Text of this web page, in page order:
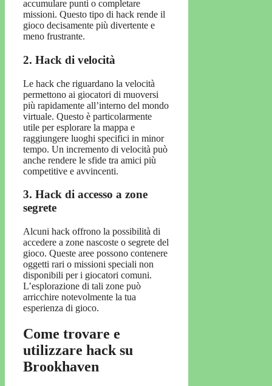
accumulare punti o completare
missioni. Questo tipo di hack rende il
gioco decisamente più divertente e
meno frustrante.
2. Hack di velocità
Le hack che riguardano la velocità
permettono ai giocatori di muoversi
più rapidamente all’interno del mondo
virtuale. Questo è particolarmente
utile per esplorare la mappa e
raggiungere luoghi specifici in minor
tempo. Un incremento di velocità può
anche rendere le sfide tra amici più
competitive e avvincenti.
3. Hack di accesso a zone
segrete
Alcuni hack offrono la possibilità di
accedere a zone nascoste o segrete del
gioco. Queste aree possono contenere
oggetti rari o missioni speciali non
disponibili per i giocatori comuni.
L’esplorazione di tali zone può
arricchire notevolmente la tua
esperienza di gioco.
Come trovare e
utilizzare hack su
Brookhaven